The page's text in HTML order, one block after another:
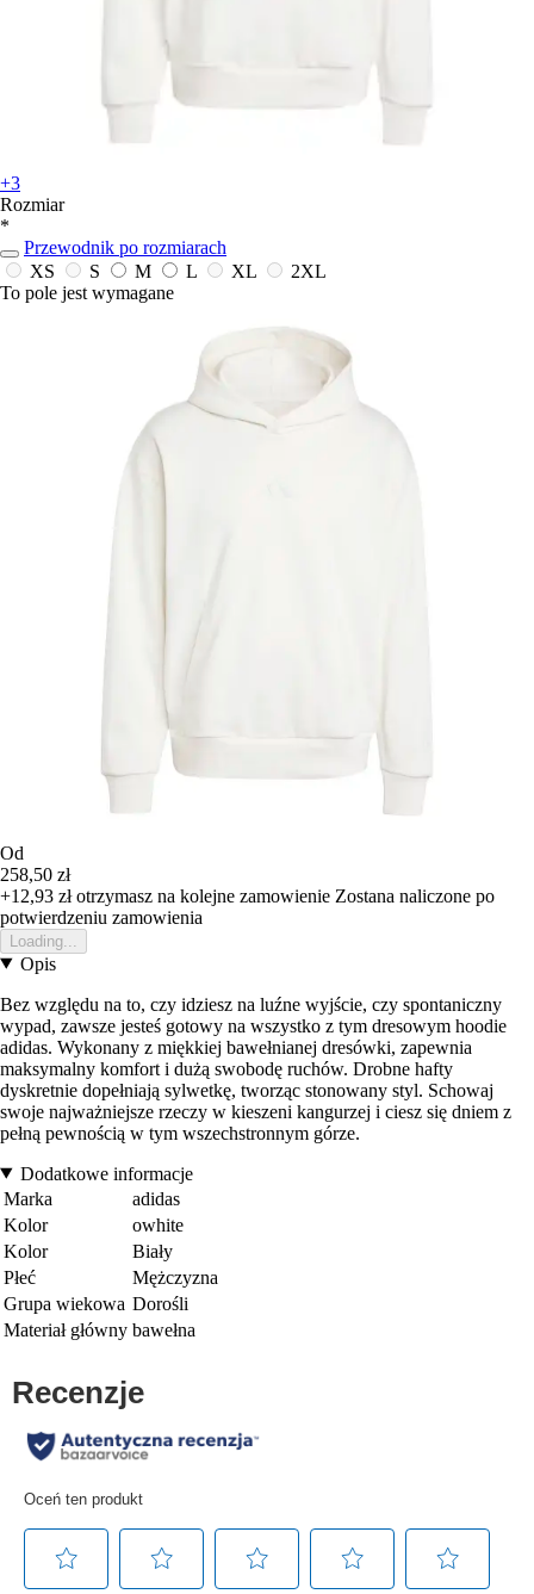
+3
Rozmiar
*
Przewodnik po rozmiarach
XS
S M L XL
2XL
To pole jest wymagane
Od
258,50 zł
+12,93 złotrzymasz na kolejne zamowienie Zostana naliczone po
potwierdzeniu zamowienia
Loading...
Opis
Bez względu na to, czy idziesz na luźne wyjście, czy spontaniczny
wypad, zawsze jesteś gotowy na wszystko z tym dresowym hoodie
adidas. Wykonany z miękkiej bawełnianej dresówki, zapewnia
maksymalny komfort i dużą swobodę ruchów. Drobne hafty
dyskretnie dopełniają sylwetkę, tworząc stonowany styl. Schowaj
swoje najważniejsze rzeczy w kieszeni kangurzej i ciesz się dniem z
pełną pewnością w tym wszechstronnym górze.
Dodatkowe informacje
Marka
adidas
Kolor
owhite
Kolor
Biały
Płeć
Mężczyzna
Grupa wiekowa Dorośli
Materiał główny bawełna